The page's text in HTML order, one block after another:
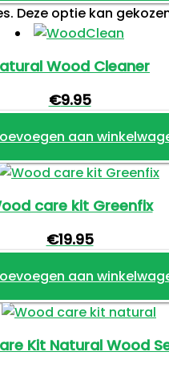
Deze optie kan
Wood Cleaner
€9.95
aan
care kit Greenfix
€19.95
aan
Kit Natural Wood